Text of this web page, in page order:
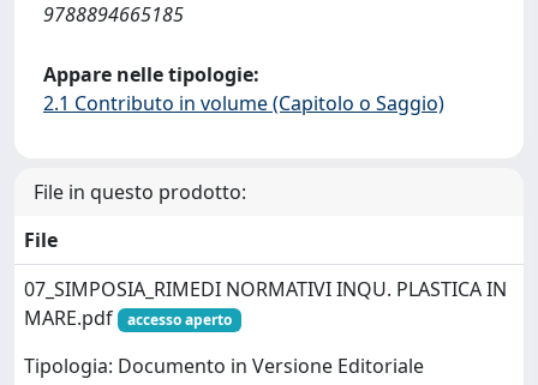
9788894665185
Appare nelle tipologie:
2.1 Contributo in volume (Capitolo o Saggio)
File in questo prodotto:
File
07_SIMPOSIA_RIMEDI NORMATIVI INQU. PLASTICA IN
MARE.pdf
accesso aperto
Tipologia: Documento in Versione Editoriale